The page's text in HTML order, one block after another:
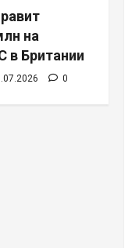
на
в Британии
0